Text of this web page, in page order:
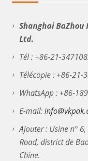
Shanghai
Ltd.
Tél : +86-21-
Télécopie : +86-21-
WhatsApp : +86-
E-mail:
Ajouter : Usine n°
Road, district de
Chine.